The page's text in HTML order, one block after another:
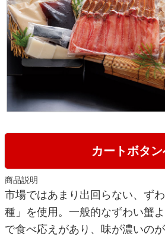
カートボタ
商品説明
市場ではあまり出回らない、ず
種」を使用。一般的なずわい蟹
で食べ応えがあり、味が濃いの